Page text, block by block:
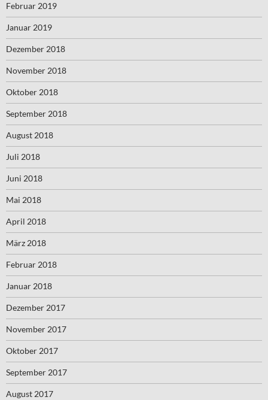
Februar 2019
Januar 2019
Dezember 2018
November 2018
Oktober 2018
September 2018
August 2018
Juli 2018
Juni 2018
Mai 2018
April 2018
März 2018
Februar 2018
Januar 2018
Dezember 2017
November 2017
Oktober 2017
September 2017
August 2017